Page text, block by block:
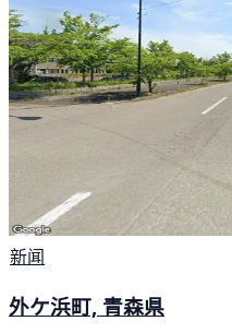
新闻
外ケ浜町, 青森県